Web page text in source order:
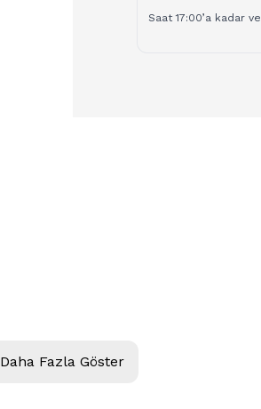
Saat 17:00’a kadar
Daha Fazla Göster